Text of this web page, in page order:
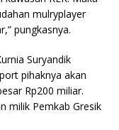
mulryplayer
pungkasnya.
Suryandik
pihaknya akan
Rp200 miliar.
milik Pemkab Gresik